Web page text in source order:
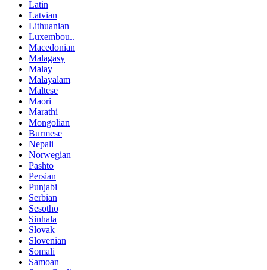
Latin
Latvian
Lithuanian
Luxembou..
Macedonian
Malagasy
Malay
Malayalam
Maltese
Maori
Marathi
Mongolian
Burmese
Nepali
Norwegian
Pashto
Persian
Punjabi
Serbian
Sesotho
Sinhala
Slovak
Slovenian
Somali
Samoan